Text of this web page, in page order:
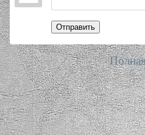
Отправить